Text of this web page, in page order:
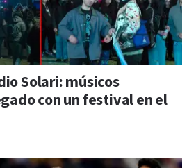
Solari: músicos
con un festival en el